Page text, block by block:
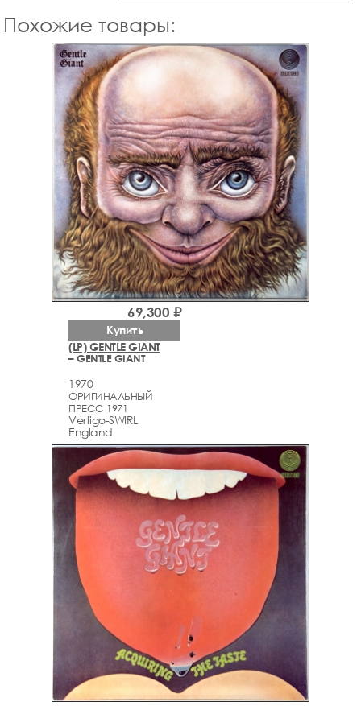
Похожие товары:
(LP) GENTLE GIANT
– GENTLE GIANT
1970
ОРИГИНАЛЬНЫЙ
ПРЕСС 1971
Vertigo-SWIRL
England
69,300 ₽
Купить